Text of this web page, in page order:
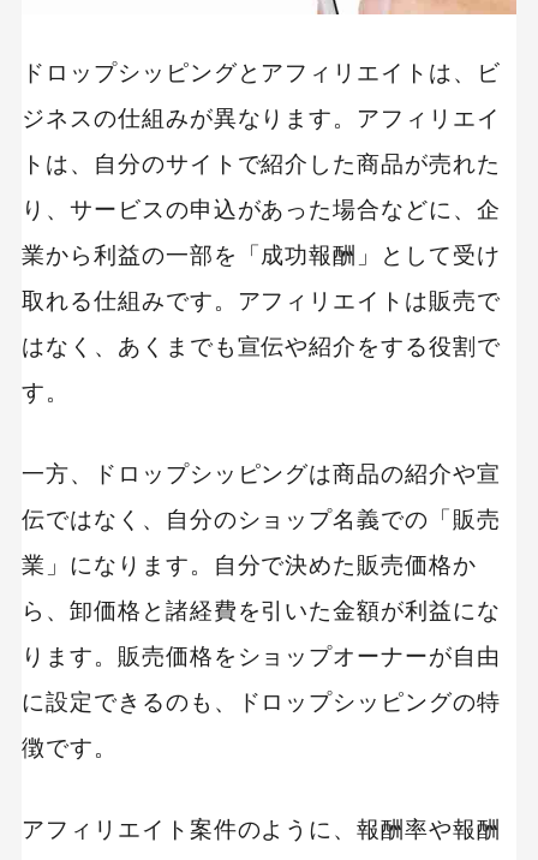
ドロップシッピングとアフィリエイトは、ビ
ジネスの仕組みが異なります。アフィリエイ
トは、自分のサイトで紹介した商品が売れた
り、サービスの申込があった場合などに、企
業から利益の一部を「成功報酬」として受け
取れる仕組みです。アフィリエイトは販売で
はなく、あくまでも宣伝や紹介をする役割で
す。
一方、ドロップシッピングは商品の紹介や宣
伝ではなく、自分のショップ名義での「販売
業」になります。自分で決めた販売価格か
ら、卸価格と諸経費を引いた金額が利益にな
ります。販売価格をショップオーナーが自由
に設定できるのも、ドロップシッピングの特
徴です。
アフィリエイト案件のように、報酬率や報酬